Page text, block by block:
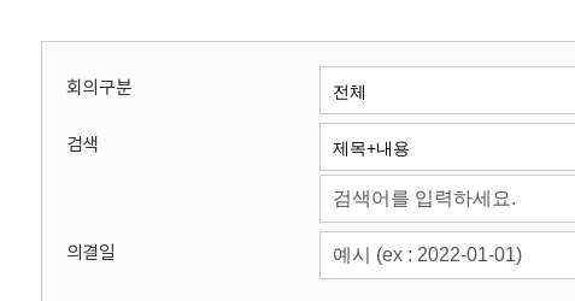
회
회의구분
검색
의결일